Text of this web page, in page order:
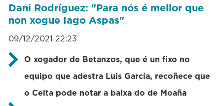
Dani Rodríguez: "Para nós é mellor que
non xogue Iago Aspas"
09/12/2021 22:23
O xogador de Betanzos, que é un fixo no
equipo que adestra Luis García, recoñece que
o Celta pode notar a baixa do de Moaña